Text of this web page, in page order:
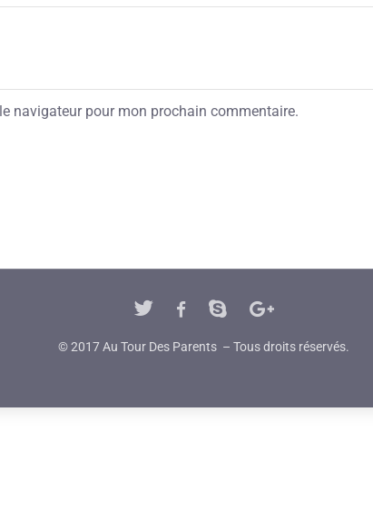
navigateur pour mon prochain commentaire.
© 2017 Au Tour Des Parents – Tous droits réservés.